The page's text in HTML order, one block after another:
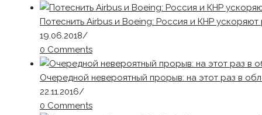
Потеснить Airbus и Boeing: Россия и КНР
19.06.2018/
0 Comments
Очередной невероятный прорыв: на этот раз в
22.11.2016/
0 Comments